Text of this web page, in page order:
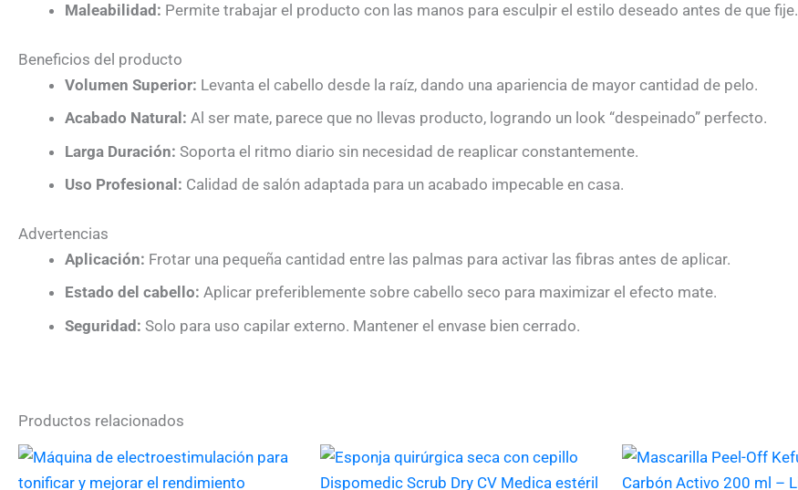
Maleabilidad: Permite trabajar el producto con las manos para esculpir el estilo deseado antes de que fije.
Beneficios del producto
Volumen Superior: Levanta el cabello desde la raíz, dando una apariencia de mayor cantidad de pelo.
Acabado Natural: Al ser mate, parece que no llevas producto, logrando un look “despeinado” perfecto.
Larga Duración: Soporta el ritmo diario sin necesidad de reaplicar constantemente.
Uso Profesional: Calidad de salón adaptada para un acabado impecable en casa.
Advertencias
Aplicación: Frotar una pequeña cantidad entre las palmas para activar las fibras antes de aplicar.
Estado del cabello: Aplicar preferiblemente sobre cabello seco para maximizar el efecto mate.
Seguridad: Solo para uso capilar externo. Mantener el envase bien cerrado.
Productos relacionados